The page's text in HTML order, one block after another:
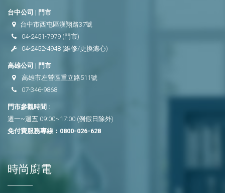
台中公司 | 門市
台中市西屯區漢翔路37號
04-2451-7979 (門市)
04-2452-4948 (維修/更換濾心)
高雄公司 | 門市
高雄市左營區重立路511號
07-346-9868
門市參觀時間 :
週一~週五 09:00~17:00 (例假日除外)
免付費服務專線： 0800-026-628
時尚廚電